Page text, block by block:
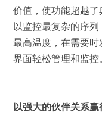
价值，使功能超越
以监控最复杂的序
最高温度，在需要
界面轻松管理和监控
以强大的伙伴关系